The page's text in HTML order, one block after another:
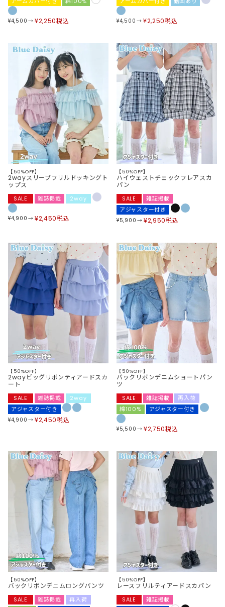
¥4,500 ¥2,250税込 ¥4,500 ¥2,250税込
【50%OFF】
2wayスリーブフリルドッキングト
ップス
SALE 雑誌掲載 2way
¥4,900 ¥2,450税込
【50%OFF】
ハイウェストチェックフレアスカ
パン
SALE
雑誌掲載
アジャスター付き
¥5,900 ¥2,950税込
【50%OFF】
2wayビッグリボンティアードスカ
ート
SALE 雑誌掲載
2way
アジャスター付き
¥4,900 ¥2,450税込
【50%OFF】
バックリボンデニムショートパン
ツ
SALE 雑誌掲載
再入荷
綿100%
アジャスター付き
¥5,500 ¥2,750税込
【50%OFF】
バックリボンデニムロングパンツ
SALE 雑誌掲載
再入荷
【50%OFF】
レースフリルティアードスカパン
SALE
雑誌掲載